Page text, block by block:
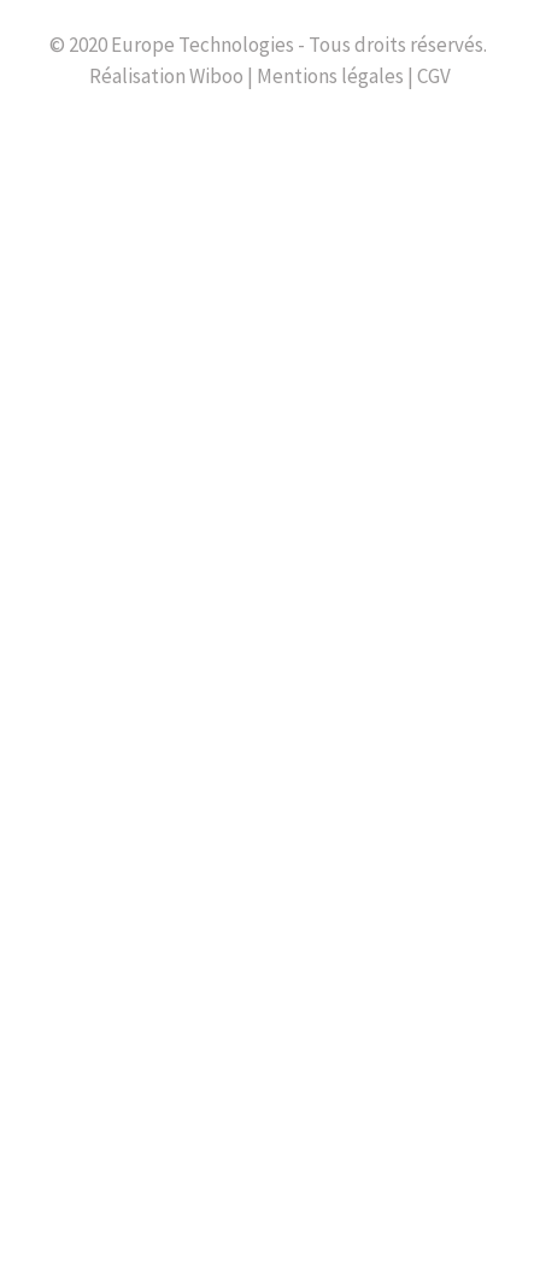
© 2020 Europe Technologies - Tous droits réservés.
RéalisationWiboo | Mentions légales | CGV